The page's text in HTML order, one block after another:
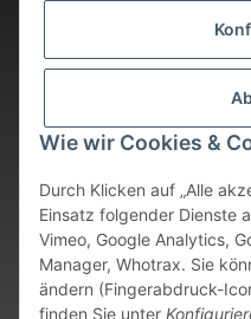
Wie wir Cookies &
Durch Klicken auf „Alle
Einsatz folgender Dienste
Vimeo, Google Analytics,
Manager, Whotrax. Sie
ändern (Fingerabdruck-
finden Sie unter
* Alle Preise inkl.